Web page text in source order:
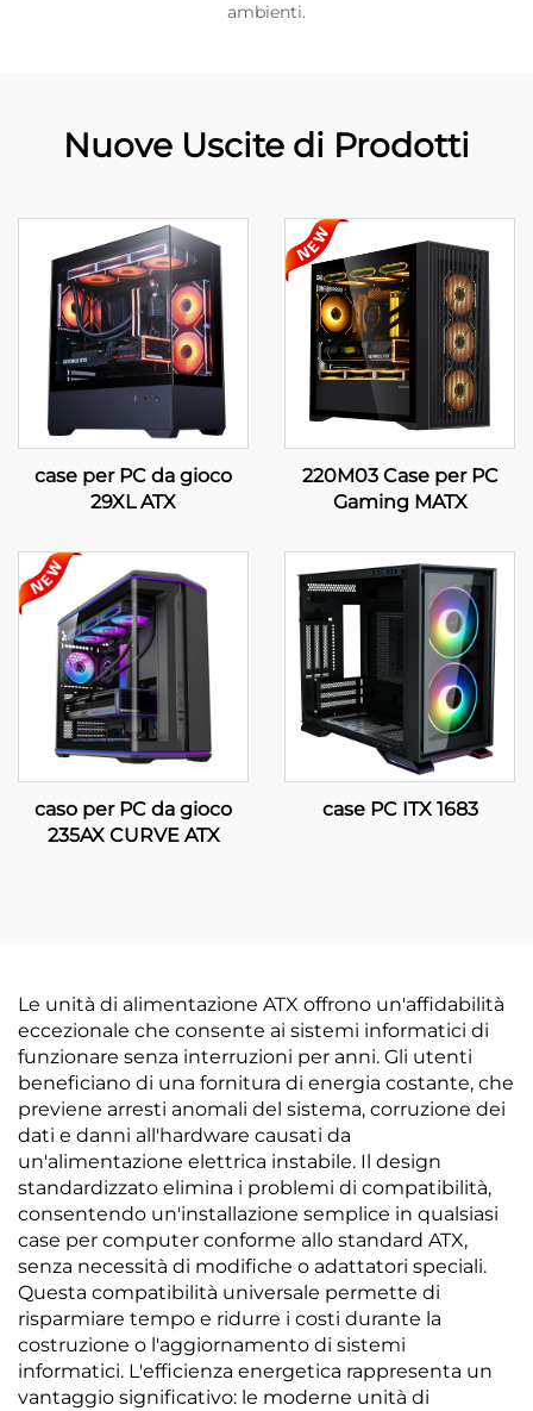
ambienti.
Nuove Uscite di Prodotti
case per PC da gioco
29XL ATX
220M03 Case per PC
Gaming MATX
caso per PC da gioco
235AX CURVE ATX
case PC ITX 1683
Le unità di alimentazione ATX offrono un'affidabilità
eccezionale che consente ai sistemi informatici di
funzionare senza interruzioni per anni. Gli utenti
beneficiano di una fornitura di energia costante, che
previene arresti anomali del sistema, corruzione dei
dati e danni all'hardware causati da
un'alimentazione elettrica instabile. Il design
standardizzato elimina i problemi di compatibilità,
consentendo un'installazione semplice in qualsiasi
case per computer conforme allo standard ATX,
senza necessità di modifiche o adattatori speciali.
Questa compatibilità universale permette di
risparmiare tempo e ridurre i costi durante la
costruzione o l'aggiornamento di sistemi
informatici. L'efficienza energetica rappresenta un
vantaggio significativo: le moderne unità di